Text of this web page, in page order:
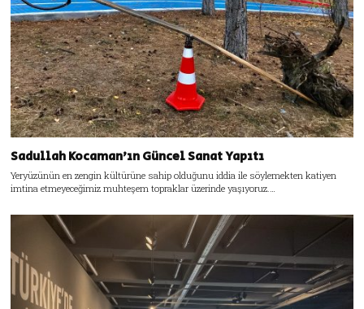
Sadullah Kocaman’ın Güncel Sanat Yapıtı
Yeryüzünün en zengin kültürüne sahip olduğunu iddia ile söylemekten katiyen
imtina etmeyeceğimiz muhteşem topraklar üzerinde yaşıyoruz.…